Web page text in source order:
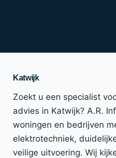
Katwijk
Zoekt u een specialist
advies in Katwijk? A.R.
woningen en bedrijven
elektrotechniek,
veilige uitvoering. Wij